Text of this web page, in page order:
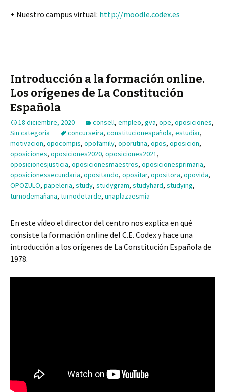
+ Nuestro campus virtual: http://moodle.codex.es
Introducción a la formación online.
Los orígenes de La Constitución
Española
18 diciembre, 2020 consell, empleo, gva, ope, oposiciones,
Sin categoría
concurseira, constitucionespañola, estudiar,
motivacion, opocompis, opofamily, oporutina, opos, oposicion,
oposiciones, oposiciones2020, oposiciones2021,
oposicionesjusticia, oposicionesmaestros, oposicionesprimaria,
oposicionessecundaria, opositando, opositar, opositora, opovida,
OPOZULO, papeleria, study, studygram, studyhard, studying,
turnodemañana, turnodetarde, unaplazaesmia
En este vídeo el director del centro nos explica en qué
consiste la formación online del C.E. Codex y hace una
introducción a los orígenes de La Constitución Española de
1978.